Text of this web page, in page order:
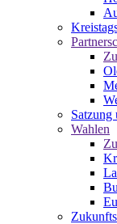
Satzung
Wahlen